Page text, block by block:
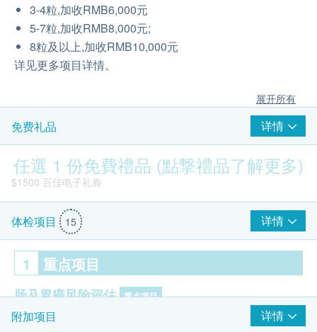
3-4粒,加收RMB6,000元
5-7粒,加收RMB8,000元;
8粒及以上,加收RMB10,000元
详见更多项目详情。
展开所有
免费礼品 详情
任選 1 份免費禮品 (點撃禮品了解更多)
$1500 百佳电子礼券
体检项目 15 详情
1 重点项目
肠及胃癌风险评估 重点项目
下消化道内镜检查服务
附加项目 详情